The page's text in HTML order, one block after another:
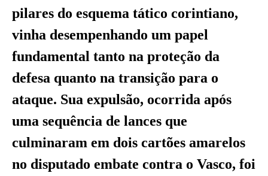
pilares do esquema tático corintiano,
vinha desempenhando um papel
fundamental tanto na proteção da
defesa quanto na transição para o
ataque. Sua expulsão, ocorrida após
uma sequência de lances que
culminaram em dois cartões amarelos
no disputado embate contra o Vasco, foi